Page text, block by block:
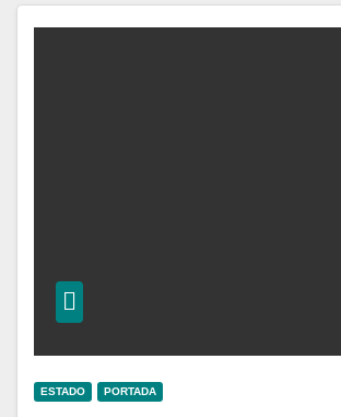
ESTADO PORTADA